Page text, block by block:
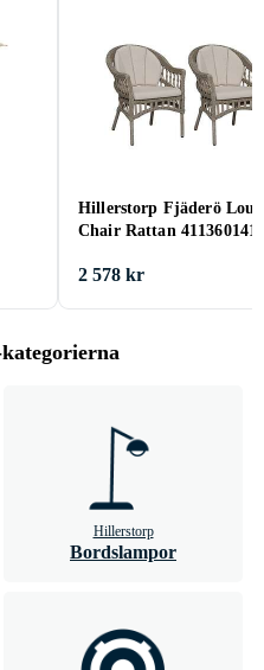
Hillerstorp Fjäderö
Chair Rattan
2 578 kr
Hillerstorp
Bordslampor